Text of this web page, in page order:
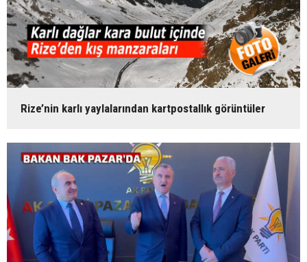
Rize’nin karlı yaylalarından kartpostallık görüntüler